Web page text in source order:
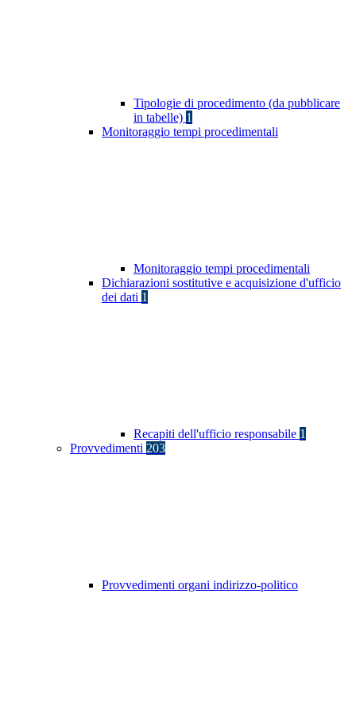
Tipologie di procedimento (da pubblicare
in tabelle) 1
Monitoraggio tempi procedimentali
Monitoraggio tempi procedimentali
Dichiarazioni sostitutive e acquisizione d'ufficio
dei dati 1
Recapiti dell'ufficio responsabile 1
Provvedimenti 203
Provvedimenti organi indirizzo-politico